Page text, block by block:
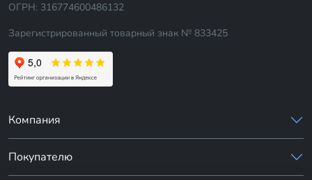
ОГРН: 316774600486132
Зарегистрированный товарный знак № 833425
Компания
Покупателю